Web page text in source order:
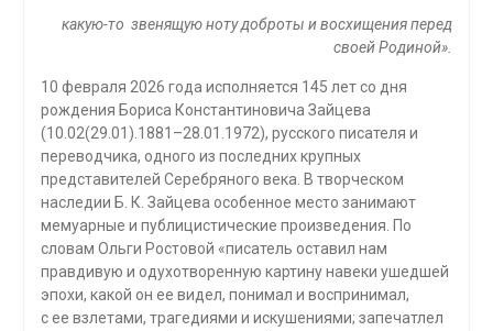
какую-то звенящую ноту доброты и восхищения перед
своей Родиной».
10 февраля 2026 года исполняется 145 лет со дня
рождения Бориса Константиновича Зайцева
(10.02(29.01).1881–28.01.1972), русского писателя и
переводчика, одного из последних крупных
представителей Серебряного века. В творческом
наследии Б. К. Зайцева особенное место занимают
мемуарные и публицистические произведения. По
словам Ольги Ростовой «писатель оставил нам
правдивую и одухотворенную картину навеки ушедшей
эпохи, какой он ее видел, понимал и воспринимал,
с ее взлетами, трагедиями и искушениями; запечатлел